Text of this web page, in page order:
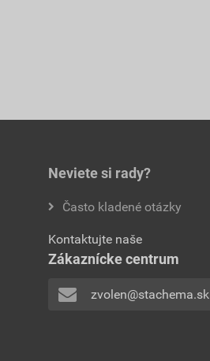
Neviete si rady?
Často kladené otázky
Kontaktujte naše
Zákaznícke centrum
zvolen@stachema.sk